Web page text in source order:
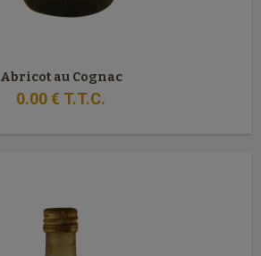
Abricot au Cognac
0.00€ T.T.C.